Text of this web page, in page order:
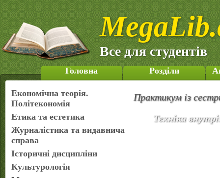
Все для студентів
Головна Розділи
Економічна теорія.
Політекономія
Етика та естетика
Журналістика та видавнича
справа
Історичні дисципліни
Культурологія
Практикум із
Техніка